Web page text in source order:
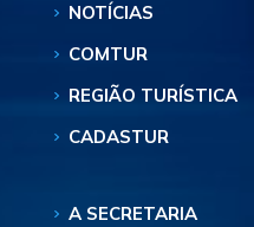
NOTÍCIAS
COMTUR
REGIÃO TURÍSTICA
CADASTUR
A SECRETARIA